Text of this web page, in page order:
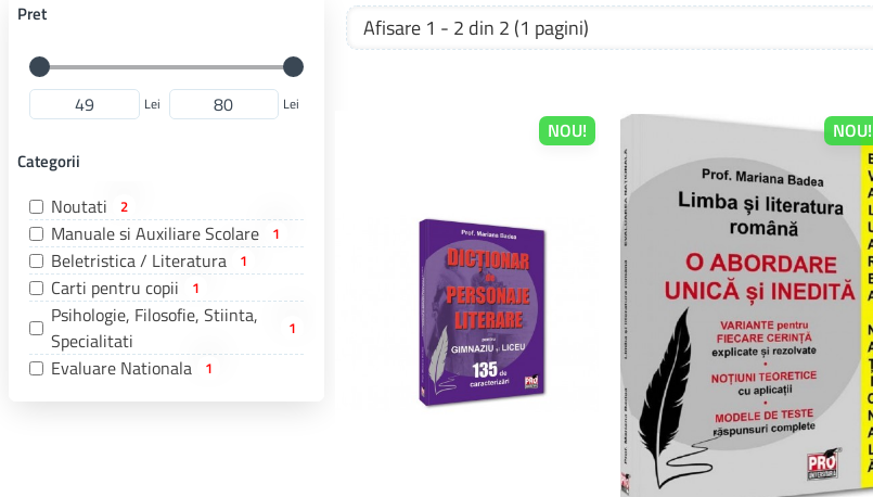
Pret
Lei Lei
Categorii
Noutati 2
Manuale si Auxiliare Scolare 1
Beletristica / Literatura 1
Carti pentru copii 1
Psihologie, Filosofie, Stiinta,
Specialitati
1
Evaluare Nationala 1
Afisare 1 - 2 din 2 (1 pagini)
NOU! NOU!